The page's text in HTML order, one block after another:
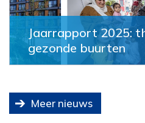
Jaarrapport 2025:
gezonde buurten
Meer nieuws